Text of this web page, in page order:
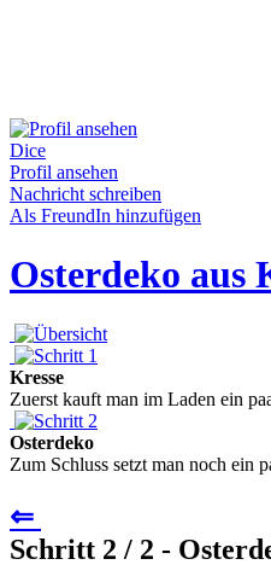
Dice
Profil ansehen
Nachricht schreiben
Als FreundIn hinzufügen
Osterdeko aus
Kresse
Zuerst kauft man im Laden ein
Osterdeko
Zum Schluss setzt man noch ein
⇐
Schritt 2 / 2 -